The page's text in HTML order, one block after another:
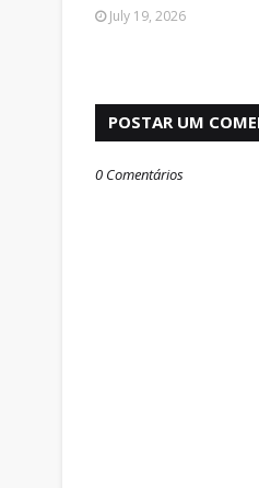
July 19, 2026
POSTAR UM
0 Comentários